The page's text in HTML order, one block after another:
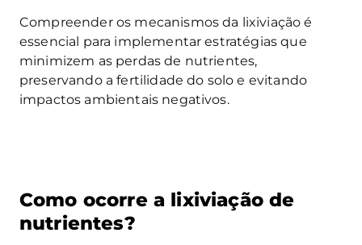
Compreender os mecanismos da lixiviação é
essencial para implementar estratégias que
minimizem as perdas de nutrientes,
preservando a fertilidade do solo e evitando
impactos ambientais negativos.
Como ocorre a lixiviação de
nutrientes?